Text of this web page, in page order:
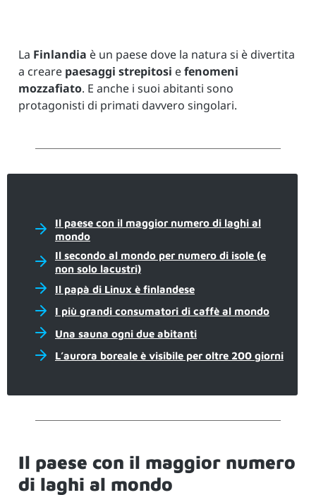
La Finlandia è un paese dove la natura si è divertita
a creare paesaggi strepitosi efenomeni
mozzafiato. E anche i suoi abitanti sono
protagonisti di primati davvero singolari.
Il paese con il maggior numero di laghi al
mondo
Il secondo al mondo per numero di isole (e
non solo lacustri)
Il papà di Linux è finlandese
I più grandi consumatori di caffè al mondo
Una sauna ogni due abitanti
L’aurora boreale è visibile per oltre 200 giorni
Il paese con il maggior numero
di laghi al mondo